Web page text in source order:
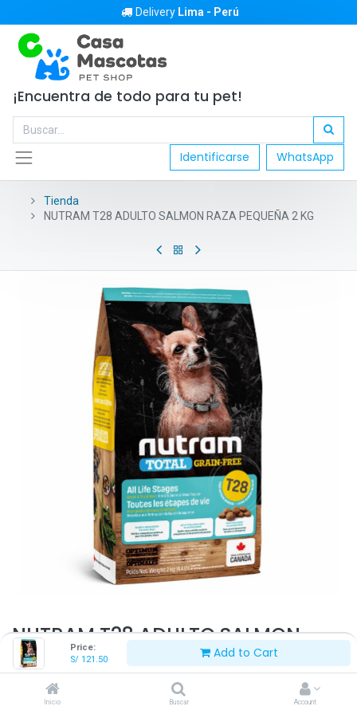
Price:
S/ 121.50 Add to Cart
Inicio Buscar Account
Delivery Lima - Perú
¡Encuentra de todo para tu pet!
Identificarse WhatsApp
Tienda
NUTRAM T28 ADULTO SALMON RAZA PEQUEÑA 2 KG
NUTRAM T28 ADULTO SALMON
RAZA PEQUEÑA 2 KG
121.50